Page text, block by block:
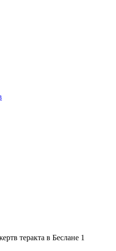
теракта в Беслане 1